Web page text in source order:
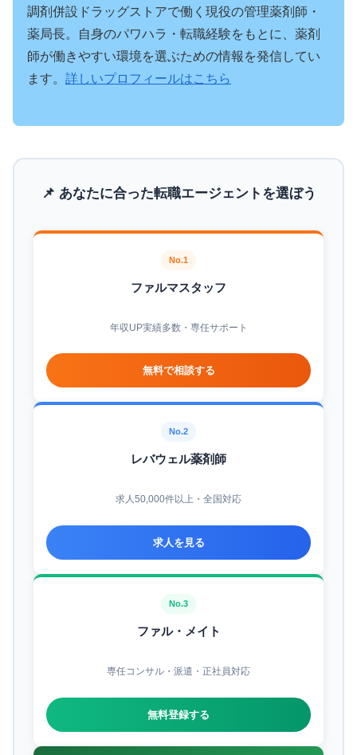
調剤併設ドラッグストアで働く現役の管理薬剤師・
薬局長。自身のパワハラ・転職経験をもとに、薬剤
師が働きやすい環境を選ぶための情報を発信してい
ます。 詳しいプロフィールはこちら
📌 あなたに合った転職エージェントを選ぼう
No.1
ファルマスタッフ
年収UP実績多数・専任サポート
無料で相談する
No.2
レバウェル薬剤師
求人50,000件以上・全国対応
求人を見る
No.3
ファル・メイト
専任コンサル・派遣・正社員対応
無料登録する